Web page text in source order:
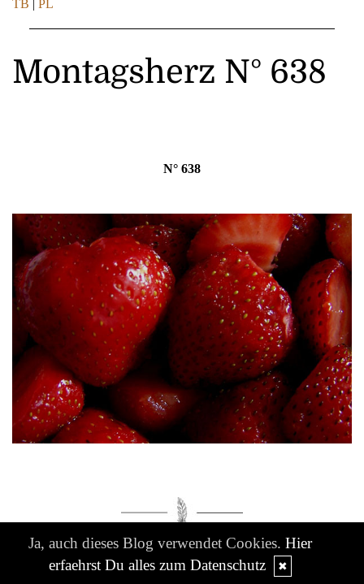
TB | PL
Montagsherz N° 638
N° 638
erdbeeren fallen
Ja, auch dieses Blog verwendet Cookies. Hier
erfaehrst Du alles zum Datenschutz
✖